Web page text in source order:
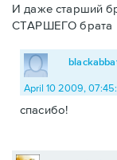
И даже старший
СТАРШЕГО брата
April 10 2009,
спасибо!